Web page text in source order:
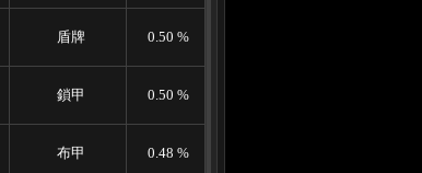
盾牌 0.50 %
鎖甲 0.50 %
布甲 0.48 %